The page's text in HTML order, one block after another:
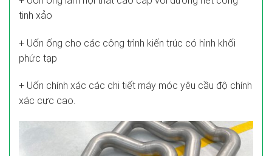
tinh xảo
+ Uốn ống cho các công trình kiến trúc có hình khối
phức tạp
+ Uốn chính xác các chi tiết máy móc yêu cầu độ chính
xác cực cao.